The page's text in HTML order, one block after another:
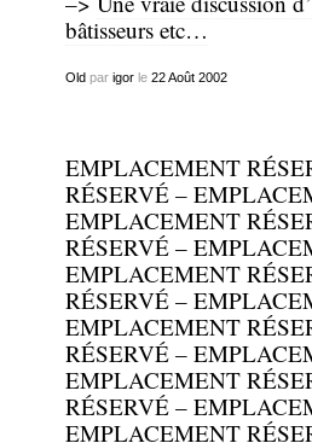
bâtisseurs etc…
Oldpar igorle 22 Août 2002
EMPLACEMENT
RÉSERVÉ –
EMPLACEMENT
RÉSERVÉ –
EMPLACEMENT
RÉSERVÉ –
EMPLACEMENT
RÉSERVÉ –
EMPLACEMENT
RÉSERVÉ –
EMPLACEMENT